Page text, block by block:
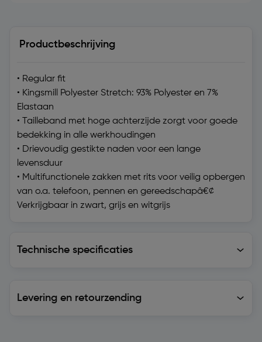
Productbeschrijving
• Regular fit
• Kingsmill Polyester Stretch: 93% Polyester en 7%
Elastaan
• Tailleband met hoge achterzijde zorgt voor goede
bedekking in alle werkhoudingen
• Drievoudig gestikte naden voor een lange
levensduur
• Multifunctionele zakken met rits voor veilig opbergen
van o.a. telefoon, pennen en gereedschapâ€¢
Verkrijgbaar in zwart, grijs en witgrijs
Technische specificaties
Levering en retourzending